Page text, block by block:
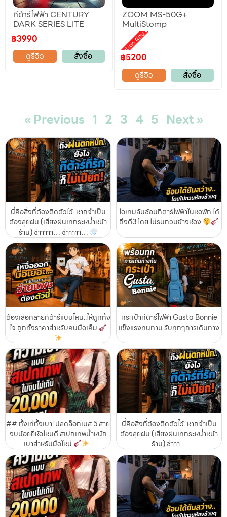
กีต้าร์ไฟฟ้า CENTURY
DARK SERIES LITE
฿3990
ดูรีวิว
สั่งซื้อ
ZOOM MS-50G+
MultiStomp
Promotion ผ่อน 0%
฿5200
ดูรีวิว
สั่งซื้อ
« Previous 1 2 3 4 5 Next »
นี่คือสิ่งที่ต้องติดตัวไว้..หากจำเป็น
ต้องลุยฝน (เสียงฝนเทกระหน่ำหน้า
ร้าน) ซ่าาาาา… ซ่าาาาา…
ไอเทมลับซ้อมกีตาร์ไฟฟ้าในหอพัก ได้
ถึงตี3 โดย ไม่รบกวนข้างห้อง
ต้องเลือกสายกีต้าร์แบบไหน..ให้ถูกทั้ง
ใจ ถูกทั้งราคาสำหรับคนมือเค็ม
กระเป๋ากีตาร์ไฟฟ้า Gusta Bonnie
แข็งแรงทนทาน รับทุกๆการเดินทาง
## ทั้งเท่ทั้งเบา! ปลดล็อกเบส 5 สาย
งบน้อยยี่ห้อไหนดี สเปกเทพน้ำหนัก
เบาสำหรับมือใหม่
.
นี่คือสิ่งที่ต้องติดตัวไว้..หากจำเป็น
ต้องลุยฝน (เสียงฝนเทกระหน่ำหน้า
ร้าน) ซ่าาา…